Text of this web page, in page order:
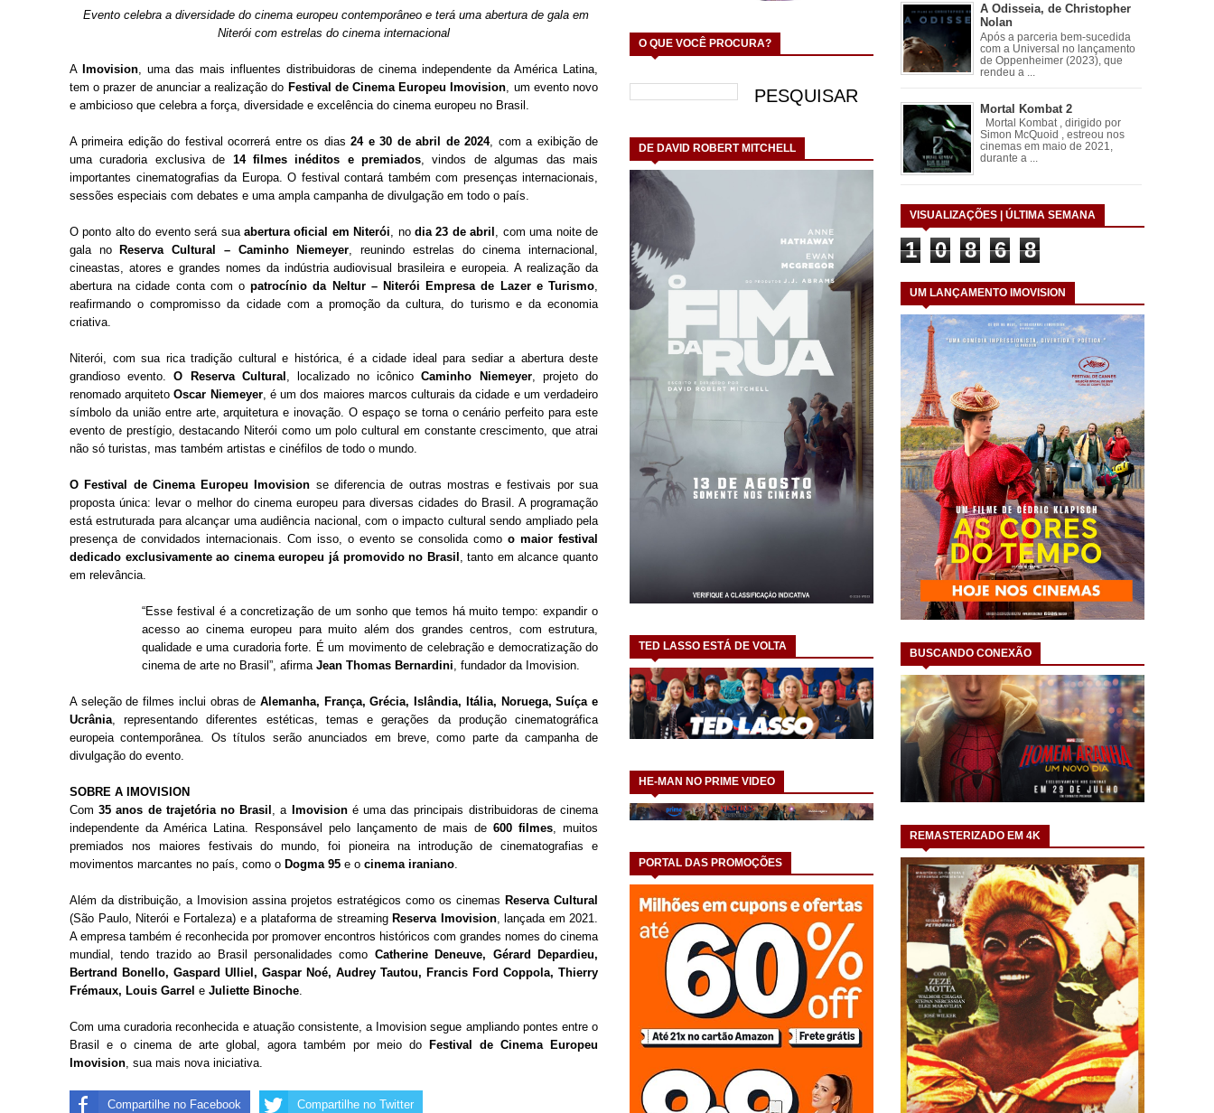
O QUE VOCÊ PROCURA?
DE DAVID ROBERT MITCHELL
TED LASSO ESTÁ DE VOLTA
HE-MAN NO PRIME VIDEO
PORTAL DAS PROMOÇÕES
Evento celebra a diversidade do cinema europeu contemporâneo e terá uma abertura de gala em
Niterói com estrelas do cinema internacional
A Imovision, uma das mais influentes distribuidoras de cinema independente da América Latina,
tem o prazer de anunciar a realização do Festival de Cinema Europeu Imovision, um evento novo
e ambicioso que celebra a força, diversidade e excelência do cinema europeu no Brasil.
A primeira edição do festival ocorrerá entre os dias24 e 30 de abril de 2024, com a exibição de
uma curadoria exclusiva de 14 filmes inéditos e premiados, vindos de algumas das mais
importantes cinematografias da Europa. O festival contará também com presenças internacionais,
sessões especiais com debates e uma ampla campanha de divulgação em todo o país.
O ponto alto do evento será suaabertura oficial em Niterói, nodia 23 de abril , com uma noite de
gala no
Reserva Cultural – Caminho Niemeyer, reunindo estrelas do cinema internacional,
cineastas, atores e grandes nomes da indústria audiovisual brasileira e europeia. A realização da
abertura na cidade conta com opatrocínio da Neltur – Niterói Empresa de Lazer e Turismo,
reafirmando o compromisso da cidade com a promoção da cultura, do turismo e da economia
criativa.
Niterói, com sua rica tradição cultural e histórica, é a cidade ideal para sediar a abertura deste
grandioso evento.O Reserva Cultural , localizado no icônicoCaminho Niemeyer, projeto do
renomado arquitetoOscar Niemeyer, é um dos maiores marcos culturais da cidade e um verdadeiro
símbolo da união entre arte, arquitetura e inovação. O espaço se torna o cenário perfeito para este
evento de prestígio, destacando Niterói como um polo cultural em constante crescimento, que atrai
não só turistas, mas também artistas e cinéfilos de todo o mundo.
O Festival de Cinema Europeu Imovision se diferencia de outras mostras e festivais por sua
proposta única: levar o melhor do cinema europeu para diversas cidades do Brasil. A programação
está estruturada para alcançar uma audiência nacional, com o impacto cultural sendo ampliado pela
presença de convidados internacionais. Com isso, o evento se consolida como o maior festival
dedicado exclusivamente ao cinema europeu já promovido no Brasil , tanto em alcance quanto
em relevância.
“Esse festival é a concretização de um sonho que temos há muito tempo: expandir o
acesso ao cinema europeu para muito além dos grandes centros, com estrutura,
qualidade e uma curadoria forte. É um movimento de celebração e democratização do
cinema de arte no Brasil”, afirma Jean Thomas Bernardini, fundador da Imovision.
A seleção de filmes inclui obras de Alemanha, França, Grécia, Islândia, Itália, Noruega, Suíça e
Ucrânia, representando diferentes estéticas, temas e gerações da produção cinematográfica
europeia contemporânea. Os títulos serão anunciados em breve, como parte da campanha de
divulgação do evento.
SOBRE A IMOVISION
Com35 anos de trajetória no Brasil , a Imovisioné uma das principais distribuidoras de cinema
independente da América Latina. Responsável pelo lançamento de mais de 600 filmes, muitos
premiados nos maiores festivais do mundo, foi pioneira na introdução de cinematografias e
movimentos marcantes no país, como o Dogma 95 e o cinema iraniano.
Além da distribuição, a Imovision assina projetos estratégicos como os cinemas Reserva Cultural
(São Paulo, Niterói e Fortaleza) e a plataforma de streaming Reserva Imovision, lançada em 2021.
A empresa também é reconhecida por promover encontros históricos com grandes nomes do cinema
mundial, tendo trazido ao Brasil personalidades como Catherine Deneuve, Gérard Depardieu,
Bertrand Bonello, Gaspard Ulliel, Gaspar Noé, Audrey Tautou, Francis Ford Coppola, Thierry
Frémaux, Louis Garrel e Juliette Binoche.
Com uma curadoria reconhecida e atuação consistente, a Imovision segue ampliando pontes entre o
Brasil e o cinema de arte global, agora também por meio do
Festival de Cinema Europeu
Imovision, sua mais nova iniciativa.
Compartilhe no Facebook Compartilhe no Twitter
A Odisseia, de Christopher
Nolan
Após a parceria bem-sucedida
com a Universal no lançamento
de Oppenheimer (2023), que
rendeu a ...
Mortal Kombat 2
Mortal Kombat , dirigido por
Simon McQuoid , estreou nos
cinemas em maio de 2021,
durante a ...
VISUALIZAÇÕES | ÚLTIMA SEMANA
1 0 8 6 8
UM LANÇAMENTO IMOVISION
BUSCANDO CONEXÃO
REMASTERIZADO EM 4K